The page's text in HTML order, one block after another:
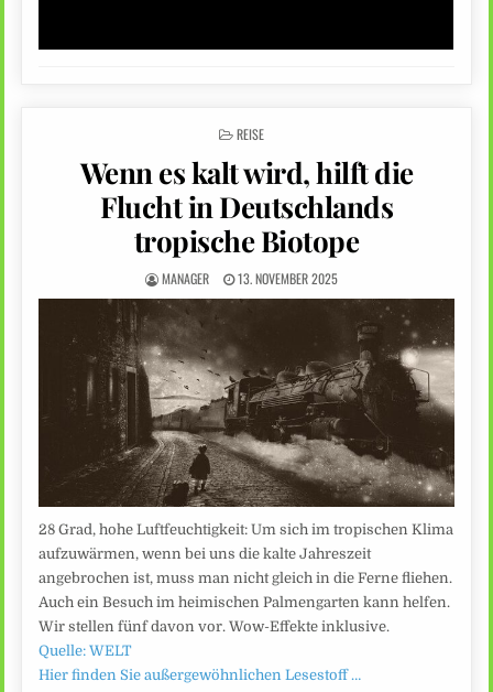
POSTED
REISE
Wenn es kalt wird, hilft die
Flucht in Deutschlands
tropische Biotope
MANAGER 13. NOVEMBER 2025
28 Grad, hohe Luftfeuchtigkeit: Um sich im tropischen Klima
aufzuwärmen, wenn bei uns die kalte Jahreszeit
angebrochen ist, muss man nicht gleich in die Ferne fliehen.
Auch ein Besuch im heimischen Palmengarten kann helfen.
Wir stellen fünf davon vor. Wow-Effekte inklusive.
Quelle: WELT
Hier finden Sie außergewöhnlichen Lesestoff …